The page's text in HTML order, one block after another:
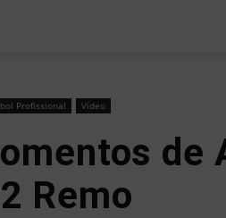
Profissional Vídeo
de
Remo